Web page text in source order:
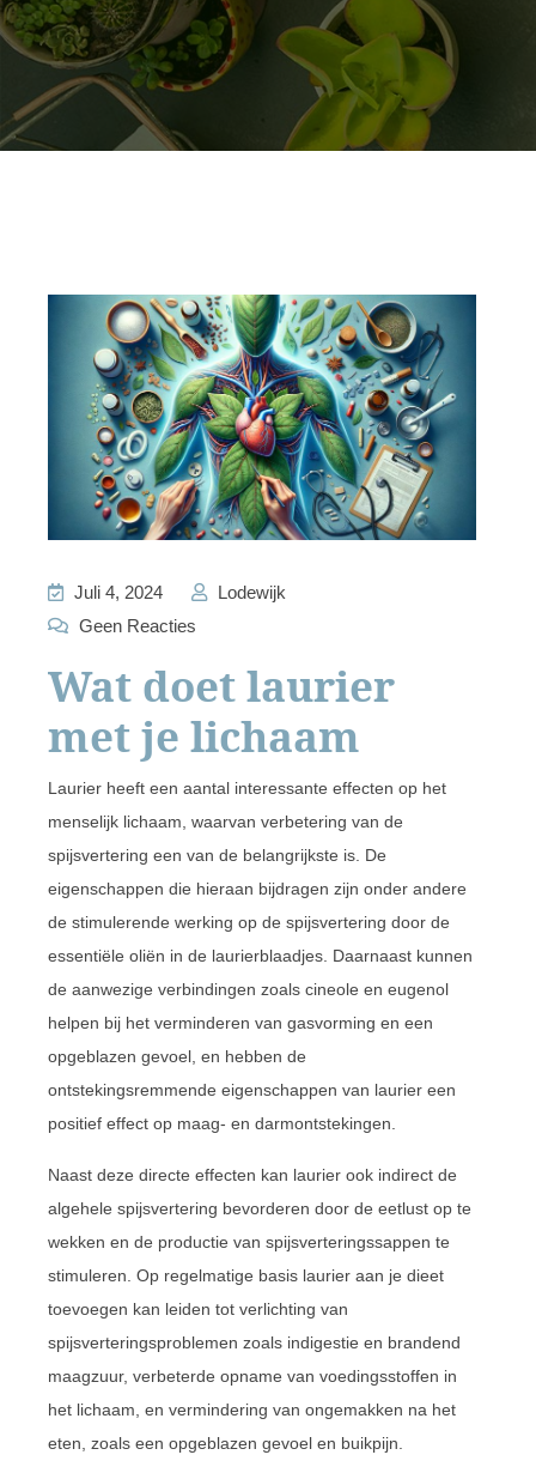
Juli 4, 2024
Lodewijk
Geen Reacties
Wat doet laurier
met je lichaam
Laurier heeft een aantal interessante effecten op het
menselijk lichaam, waarvan verbetering van de
spijsvertering een van de belangrijkste is. De
eigenschappen die hieraan bijdragen zijn onder andere
de stimulerende werking op de spijsvertering door de
essentiële oliën in de laurierblaadjes. Daarnaast kunnen
de aanwezige verbindingen zoals cineole en eugenol
helpen bij het verminderen van gasvorming en een
opgeblazen gevoel, en hebben de
ontstekingsremmende eigenschappen van laurier een
positief effect op maag- en darmontstekingen.
Naast deze directe effecten kan laurier ook indirect de
algehele spijsvertering bevorderen door de eetlust op te
wekken en de productie van spijsverteringssappen te
stimuleren. Op regelmatige basis laurier aan je dieet
toevoegen kan leiden tot verlichting van
spijsverteringsproblemen zoals indigestie en brandend
maagzuur, verbeterde opname van voedingsstoffen in
het lichaam, en vermindering van ongemakken na het
eten, zoals een opgeblazen gevoel en buikpijn.